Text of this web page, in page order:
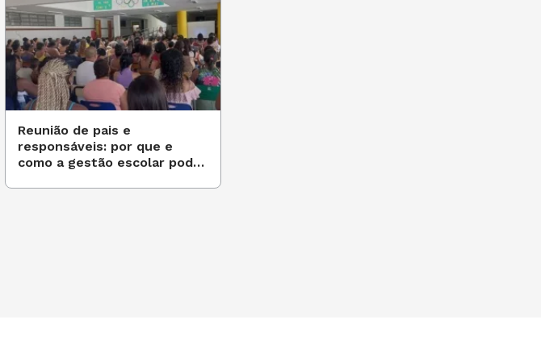
Reunião de pais e
responsáveis: por que e
como a gestão escolar pode